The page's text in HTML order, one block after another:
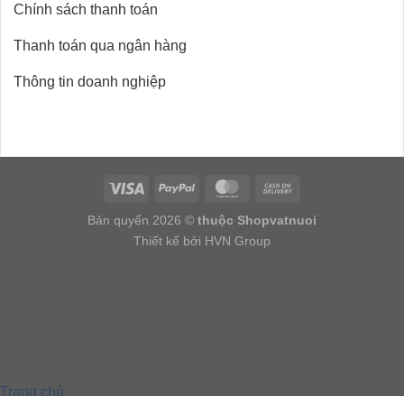
Chính sách thanh toán
Thanh toán qua ngân hàng
Thông tin doanh nghiệp
Bản quyển 2026 © thuộc Shopvatnuoi
Thiết kế bởi HVN Group
Trang chủ